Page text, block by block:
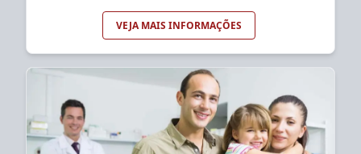
VEJA MAIS INFORMAÇÕES